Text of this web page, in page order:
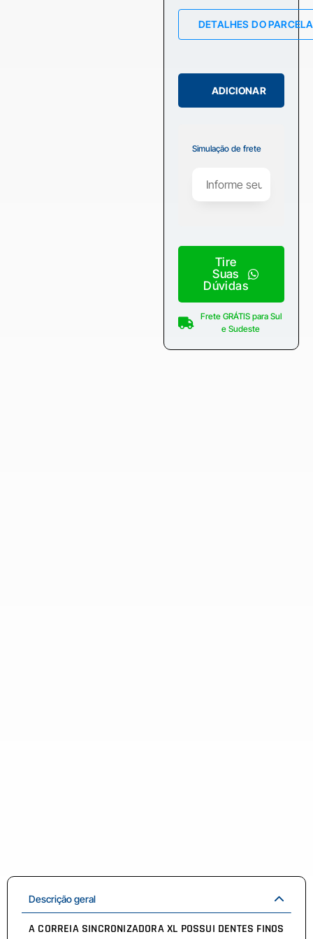
DETALHES DO
ADICIONAR
Simulação de frete
Tire
Suas
Dúvidas
Frete GRÁTIS para Sul
e Sudeste
Descrição geral
A CORREIA SINCRONIZADORA XL POSSUI DENTES FINOS